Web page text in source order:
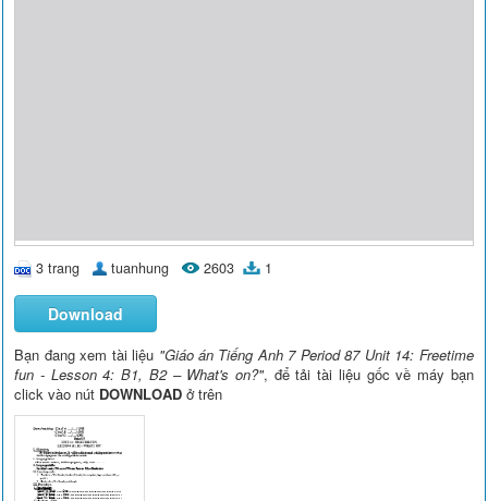
3 trang tuanhung 2603 1
Download
Bạn đang xem tài liệu "Giáo án Tiếng Anh 7 Period 87 Unit 14: Freetime
fun - Lesson 4: B1, B2 – What's on?", để tải tài liệu gốc về máy bạn
click vào nút DOWNLOAD ở trên